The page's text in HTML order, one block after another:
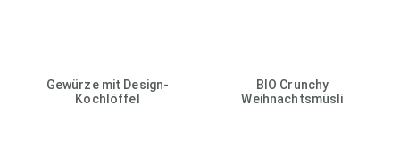
Gewürze mit Design-
Kochlöffel
BIO Crunchy
Weihnachtsmüsli